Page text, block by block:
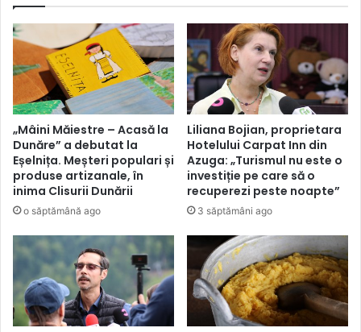
reținută
pentru
24
ore
„Mâini Măiestre – Acasă la
Dunăre” a debutat la
Eșelnița. Meșteri populari și
produse artizanale, în
inima Clisurii Dunării
o săptămână ago
Liliana Bojian, proprietara
Hotelului Carpat Inn din
Azuga: „Turismul nu este o
investiție pe care să o
recuperezi peste noapte”
3 săptămâni ago